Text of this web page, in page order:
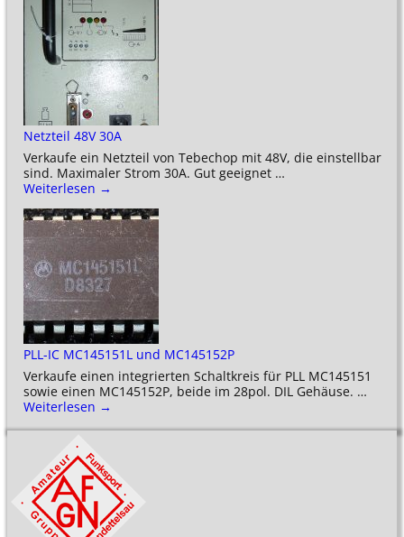
Netzteil 48V 30A
Verkaufe ein Netzteil von Tebechop mit 48V, die einstellbar
sind. Maximaler Strom 30A. Gut geeignet …
Weiterlesen →
PLL-IC MC145151L und MC145152P
Verkaufe einen integrierten Schaltkreis für PLL MC145151
sowie einen MC145152P, beide im 28pol. DIL Gehäuse. …
Weiterlesen →